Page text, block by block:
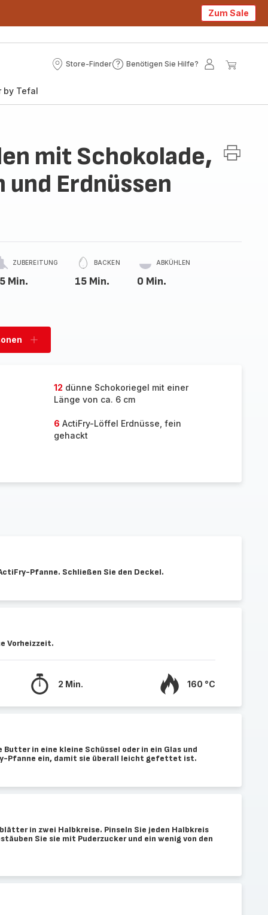
Zum Sale
Store-Finder
Store-
Benötigen Sie Hilfe?
Benötigen
Mein
by Tefal
mit Schokolade,
und Erdnüssen
ZUBEREITUNG
Min.
BACKEN
15 Min.
ABKÜHLEN
0 Min.
Personen
12 dünne Schokoriegel mit einer
Länge von ca. 6 cm
6 ActiFry-Löffel Erdnüsse, fein
gehackt
Pfanne. Schließen Sie den Deckel.
Vorheizzeit.
2 Min. 160 °C
Butter in eine kleine Schüssel oder in ein Glas und
Pfanne ein, damit sie überall leicht gefettet ist.
in zwei Halbkreise. Pinseln Sie jeden Halbkreis
Sie sie mit Puderzucker und ein wenig von den